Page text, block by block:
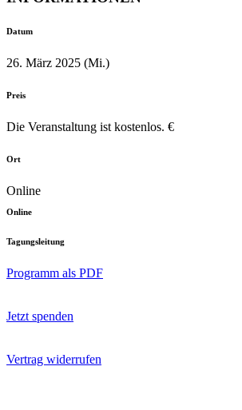
Datum
26. März 2025 (Mi.)
Preis
Die Veranstaltung ist kostenlos. €
Ort
Online
Online
Tagungsleitung
Programm als PDF
Jetzt spenden
Vertrag widerrufen